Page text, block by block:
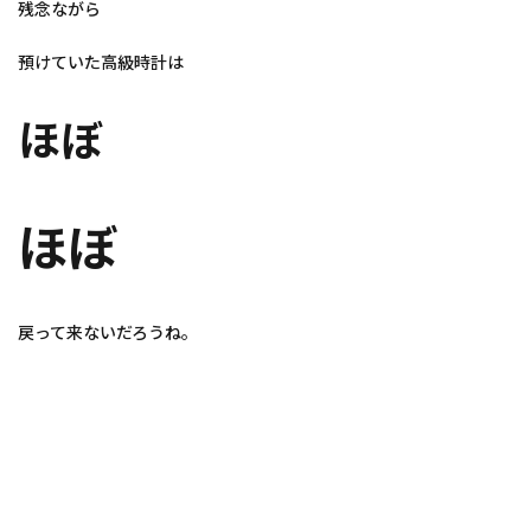
残念ながら
預けていた高級時計は
ほぼ
ほぼ
戻って来ないだろうね。